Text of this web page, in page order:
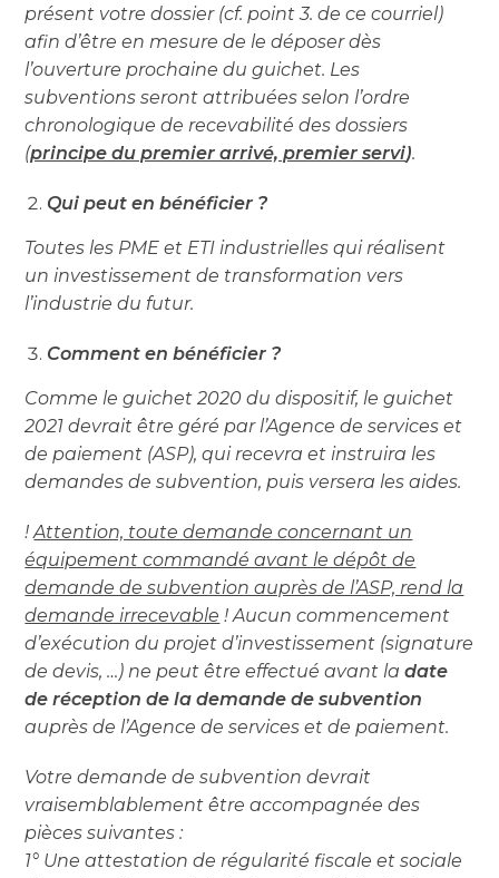
présent votre dossier (cf. point 3. de ce courriel)
afin d’être en mesure de le déposer dès
l’ouverture prochaine du guichet. Les
subventions seront attribuées selon l’ordre
chronologique de recevabilité des dossiers
(principe du premier arrivé, premier servi).
Qui peut en bénéficier ?
Toutes les PME et ETI industrielles qui réalisent
un investissement de transformation vers
l’industrie du futur.
Comment en bénéficier ?
Comme le guichet 2020 du dispositif, le guichet
2021 devrait être géré par l’Agence de services et
de paiement (ASP), qui recevra et instruira les
demandes de subvention, puis versera les aides.
!Attention, toute demande concernant un
équipement commandé avant le dépôt de
demande de subvention auprès de l’ASP, rend la
demande irrecevable ! Aucun commencement
d’exécution du projet d’investissement (signature
de devis, …) ne peut être effectué avant ladate
de réception de la demande de subvention
auprès de l’Agence de services et de paiement.
Votre demande de subvention devrait
vraisemblablement être accompagnée des
pièces suivantes :
1° Une attestation de régularité fiscale et sociale